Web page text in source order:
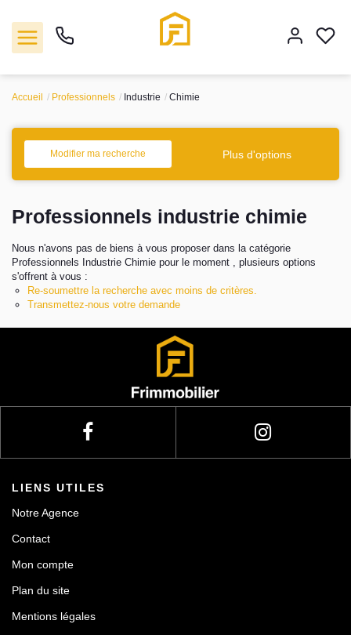
Vente
Location
Biens vendus
Gestion
Estimation
Contact
Accueil Professionnels Industrie Chimie
Modifier ma recherche Plus d'options
Professionnels industrie chimie
Nous n'avons pas de biens à vous proposer dans la catégorie
Professionnels Industrie Chimie pour le moment , plusieurs options
s'offrent à vous :
Re-soumettre la recherche avec moins de critères.
Transmettez-nous votre demande
LIENS UTILES
Notre Agence
Contact
Mon compte
Plan du site
Mentions légales